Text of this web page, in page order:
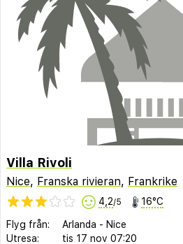
Villa Rivoli
Nice, Franska rivieran, Frankrike
4,2/5 16°C
Flyg från: Arlanda - Nice
Utresa:
tis 17 nov 07:20